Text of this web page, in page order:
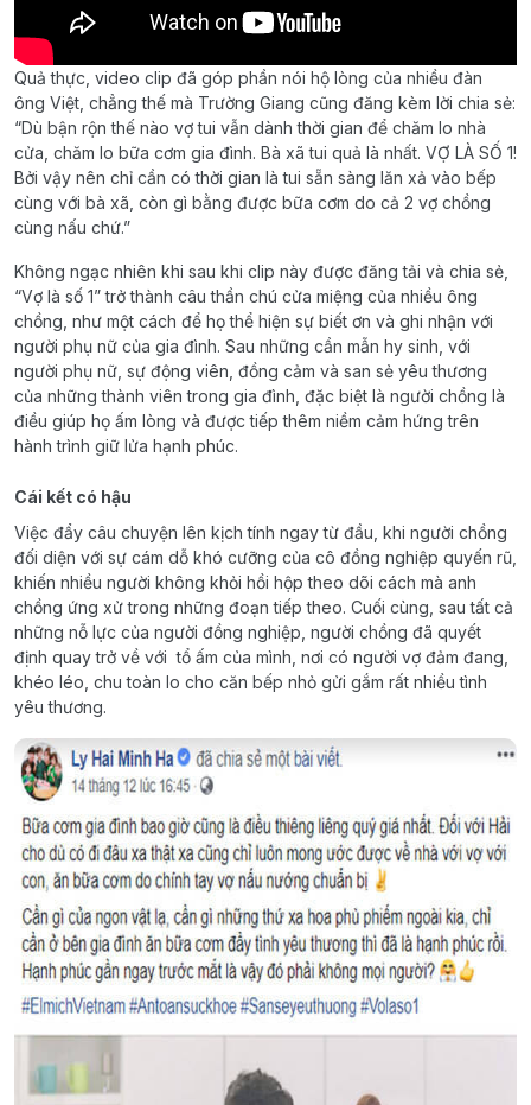
Quả thực, video clip đã góp phần nói hộ lòng của nhiều đàn
ông Việt, chẳng thế mà Trường Giang cũng đăng kèm lời chia sẻ:
“Dù bận rộn thế nào vợ tui vẫn dành thời gian để chăm lo nhà
cửa, chăm lo bữa cơm gia đình. Bà xã tui quả là nhất. VỢ LÀ SỐ 1!
Bởi vậy nên chỉ cần có thời gian là tui sẵn sàng lăn xả vào bếp
cùng với bà xã, còn gì bằng được bữa cơm do cả 2 vợ chồng
cùng nấu chứ.”
Không ngạc nhiên khi sau khi clip này được đăng tải và chia sẻ,
“Vợ là số 1” trở thành câu thần chú cửa miệng của nhiều ông
chồng, như một cách để họ thể hiện sự biết ơn và ghi nhận với
người phụ nữ của gia đình. Sau những cần mẫn hy sinh, với
người phụ nữ, sự động viên, đồng cảm và san sẻ yêu thương
của những thành viên trong gia đình, đặc biệt là người chồng là
điều giúp họ ấm lòng và được tiếp thêm niềm cảm hứng trên
hành trình giữ lửa hạnh phúc.
Cái kết có hậu
Việc đẩy câu chuyện lên kịch tính ngay từ đầu, khi người chồng
đối diện với sự cám dỗ khó cưỡng của cô đồng nghiệp quyến rũ,
khiến nhiều người không khỏi hồi hộp theo dõi cách mà anh
chồng ứng xử trong những đoạn tiếp theo. Cuối cùng, sau tất cả
những nỗ lực của người đồng nghiệp, người chồng đã quyết
định quay trở về với tổ ấm của mình, nơi có người vợ đảm đang,
khéo léo, chu toàn lo cho căn bếp nhỏ gửi gắm rất nhiều tình
yêu thương.